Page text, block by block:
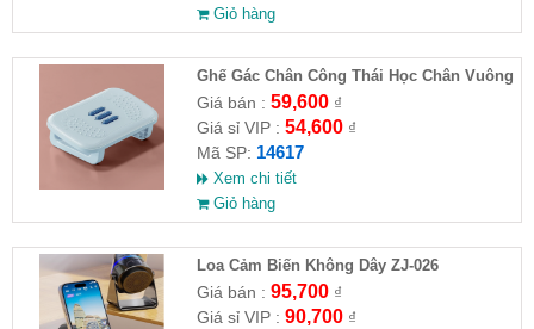
Giỏ hàng
Ghế Gác Chân Công Thái Học Chân Vuông
Giá bán : 59,600₫
Giá sỉ VIP : 54,600₫
Mã SP: 14617
Xem chi tiết
Giỏ hàng
Loa Cảm Biến Không Dây ZJ-026
Giá bán : 95,700₫
Giá sỉ VIP : 90,700₫